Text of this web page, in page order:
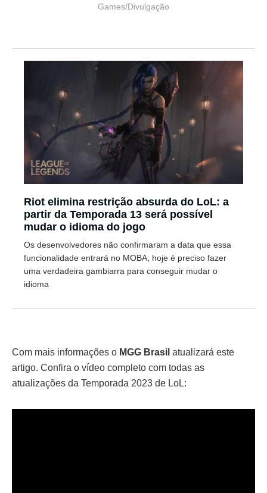
Games/Divulgação
Riot elimina restrição absurda do LoL: a
partir da Temporada 13 será possível
mudar o idioma do jogo
Os desenvolvedores não confirmaram a data que essa
funcionalidade entrará no MOBA; hoje é preciso fazer
uma verdadeira gambiarra para conseguir mudar o
idioma
Com mais informações o MGG Brasil atualizará este
artigo. Confira o vídeo completo com todas as
atualizações da Temporada 2023 de LoL: